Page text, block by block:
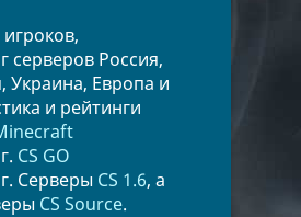
серверов Россия,
Украина, Европа и
и рейтинги
CS GO
Серверы CS 1.6, а
CS Source.